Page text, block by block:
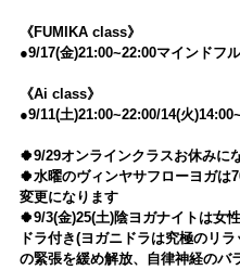
《FUMIKA class》
●9/17(金)21:00~22:00マインドフ
《Ai class》
●9/11(土)21:00~22:00/14(火
🍀9/29オンラインクラスお休みに
🍀水曜のヴィンヤサフローヨガは
変更になります
🍀9/3(金)25(土)陰ヨガナイトは女
ドラ付き(ヨガニドラは究極のリ
の緊張を緩め解放、自律神経のバ